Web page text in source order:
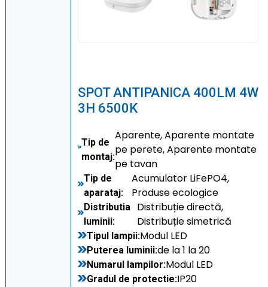
SPOT ANTIPANICA 400LM 4W
3H 6500K
Tip de
montaj:
Aparente, Aparente montate
pe perete, Aparente montate
pe tavan
Tip de
aparataj:
Acumulator LiFePO4,
Produse ecologice
Distributia
luminii:
Distribuție directă,
Distribuție simetrică
Tipul lampii:Modul LED
Puterea luminii:de la 1 la 20
Numarul lampilor:Modul LED
Gradul de protectie:IP20